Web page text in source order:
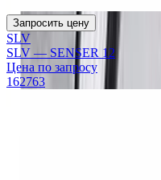
Запросить цену
SLV
SLV — SENSER 12
Цена по запросу
162763